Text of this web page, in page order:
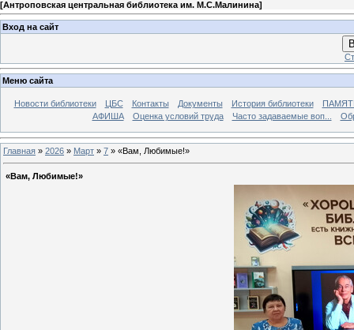
[Антроповская центральная библиотека им. М.С.Малинина]
Вход на сайт
Меню сайта
Новости библиотеки ЦБС Контакты Документы История библиотеки
АФИША
Оценка условий труда Часто задаваемые воп...
Главная » 2026 » Март » 7 » «Вам, Любимые!»
«Вам, Любимые!»